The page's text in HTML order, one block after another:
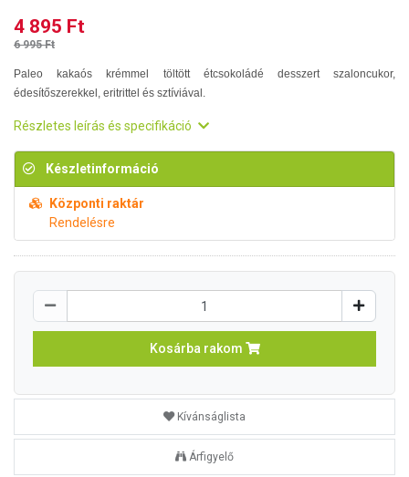
4 895 Ft
6 995 Ft
Paleo kakaós krémmel töltött étcsokoládé desszert szaloncukor,
édesítőszerekkel, eritrittel és sztíviával.
Részletes leírás és specifikáció
Készletinformáció
Központi raktár
Rendelésre
Kosárba rakom
Kívánságlista
Árfigyelő